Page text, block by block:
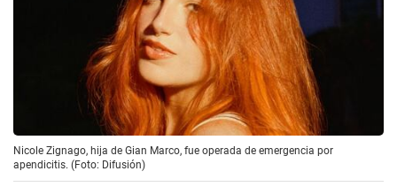
Nicole Zignago, hija de Gian Marco, fue operada de emergencia por
apendicitis. (Foto: Difusión)